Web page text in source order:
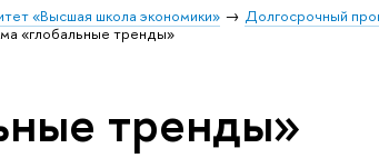
«Высшая школа экономики»
Долгосрочный
«глобальные тренды»
тренды»